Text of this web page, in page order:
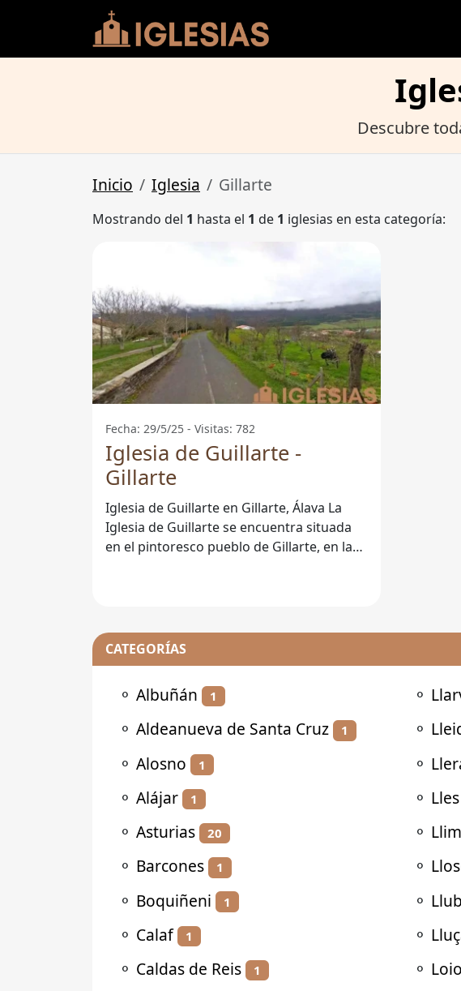
Descubre
Inicio Iglesia Gillarte
Mostrando del 1 hasta el 1 de 1 iglesias en esta categoría:
Fecha: 29/5/25 - Visitas: 782
Iglesia de Guillarte -
Gillarte
Iglesia de Guillarte en Gillarte, Álava La
Iglesia de Guillarte se encuentra situada
en el pintoresco pueblo de Gillarte, en la
CATEGORÍAS
⚬ Albuñán 1
⚬ Aldeanueva de Santa Cruz 1
⚬ Alosno 1
⚬ Alájar 1
⚬ Asturias 20
⚬ Barcones 1
⚬ Boquiñeni 1
⚬ Calaf 1
⚬ Caldas de Reis 1
⚬
⚬
⚬
⚬
⚬
⚬
⚬
⚬
⚬